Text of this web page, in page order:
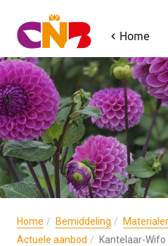
Home
Home Bemiddeling
Actuele aanbod
Kantelaar-Wifo